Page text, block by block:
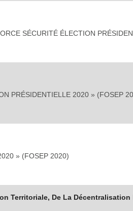
SÉCURITÉ ÉLECTION
PRÉSIDENTIELLE 2020 » (FOSEP
» (FOSEP 2020)
Territoriale, De La Décentralisation